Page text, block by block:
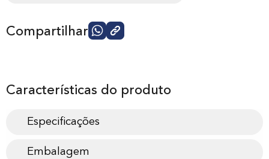
Compartilhar
Características do produto
Especificações
Embalagem